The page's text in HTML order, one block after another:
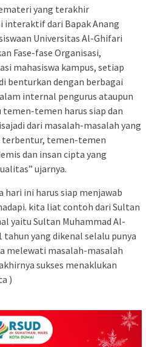
yang terakhir
interaktif dari Bapak Anang
Universitas Al-Ghifari
Fase-fase Organisasi,
mahasiswa kampus, setiap
benturkan dengan berbagai
internal pengurus ataupun
temen harus siap dan
dari masalah-masalah yang
terbentur, temen-temen
dan insan cipta yang
ujarnya.
hari ini harus siap menjawab
kita liat contoh dari Sultan
yaitu Sultan Muhammad Al-
tahun yang dikenal selalu punya
melewati masalah-masalah
sukses menaklukan
)